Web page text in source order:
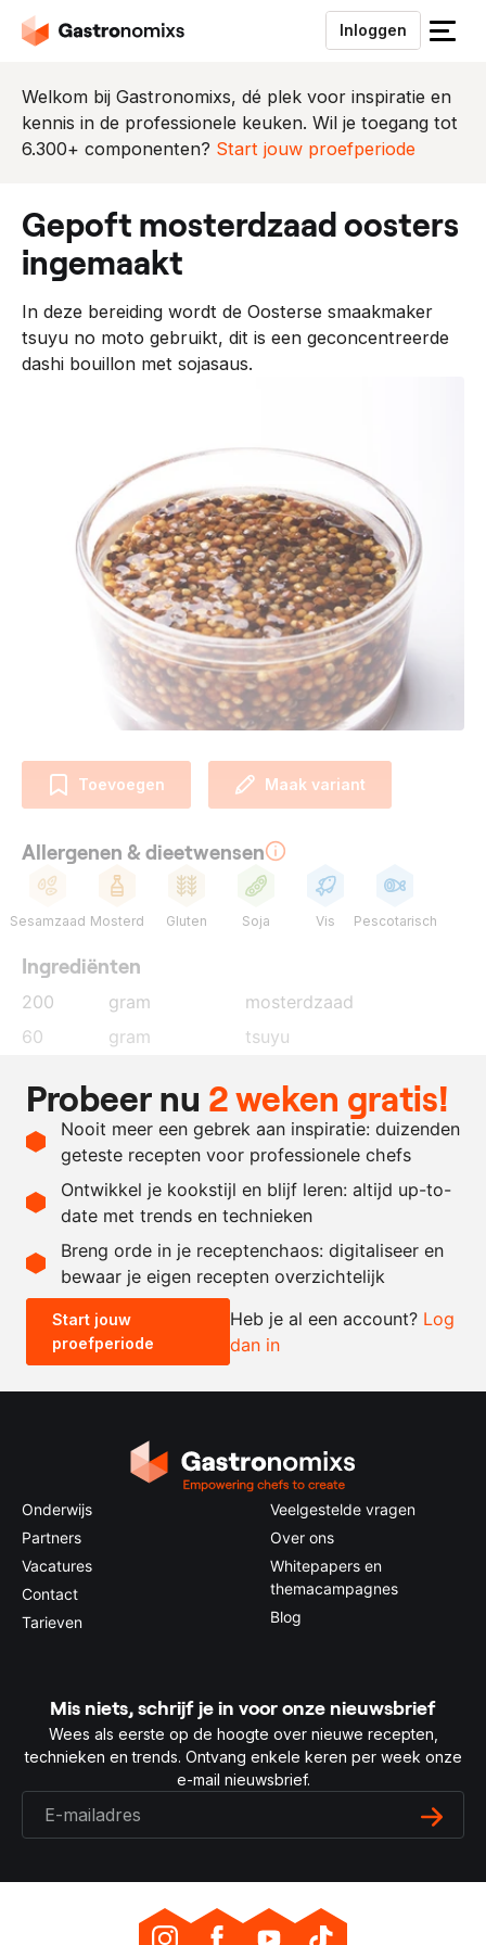
Inloggen
S
u
i
t
Welkom bij Gastronomixs, dé plek voor inspiratie en
kennis in de professionele keuken. Wil je toegang tot
6.300+ componenten? Start jouw proefperiode
gepoft mosterdzaad oosters
ingemaakt
In deze bereiding wordt de Oosterse smaakmaker
tsuyu no moto gebruikt, dit is een geconcentreerde
dashi bouillon met sojasaus.
Toevoegen Maak variant
Allergenen & dieetwensen
Sesamzaad Mosterd Gluten Soja Vis Pescotarisch
Ingrediënten
200 gram
mosterdzaad
60
gram
tsuyu
60
gram
sushiazijn
50
gram
olijfolie, Arbequina
Recept omrekenen
- +
0.5x 1x 2x
Probeer nu 2 weken gratis!
Nooit meer een gebrek aan inspiratie: duizenden
geteste recepten voor professionele chefs
Ontwikkel je kookstijl en blijf leren: altijd up-to-
date met trends en technieken
Breng orde in je receptenchaos: digitaliseer en
bewaar je eigen recepten overzichtelijk
Start jouw
proefperiode
Heb je al een account? Log
dan in
Onderwijs
Partners
Vacatures
Contact
Tarieven
Veelgestelde vragen
Over ons
Whitepapers en
themacampagnes
Blog
Mis niets, schrijf je in voor onze nieuwsbrief
Wees als eerste op de hoogte over nieuwe recepten,
technieken en trends. Ontvang enkele keren per week onze
e-mail nieuwsbrief.